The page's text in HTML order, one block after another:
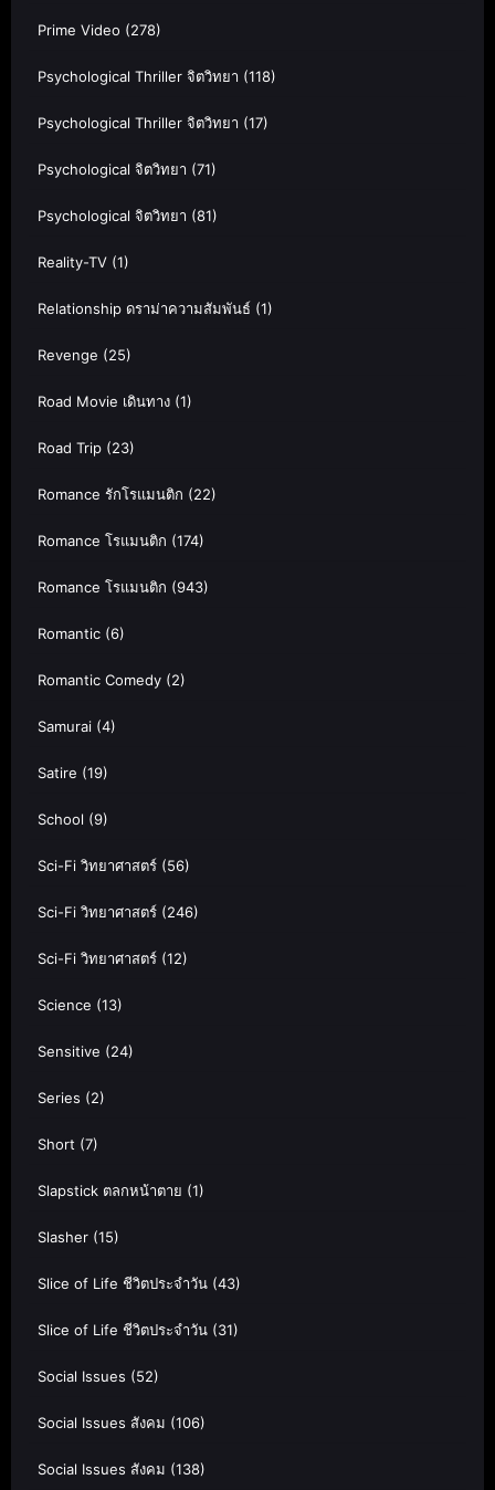
Prime Video (278)
Psychological Thriller จิตวิทยา (118)
Psychological Thriller จิตวิทยา (17)
Psychological จิตวิทยา (71)
Psychological จิตวิทยา (81)
Reality-TV (1)
Relationship ดราม่าความสัมพันธ์ (1)
Revenge (25)
Road Movie เดินทาง (1)
Road Trip (23)
Romance รักโรแมนติก (22)
Romance โรแมนติก (174)
Romance โรแมนติก (943)
Romantic (6)
Romantic Comedy (2)
Samurai (4)
Satire (19)
School (9)
Sci-Fi วิทยาศาสตร์ (56)
Sci-Fi วิทยาศาสตร์ (246)
Sci-Fi วิทยาศาสตร์ (12)
Science (13)
Sensitive (24)
Series (2)
Short (7)
Slapstick ตลกหน้าตาย (1)
Slasher (15)
Slice of Life ชีวิตประจำวัน (43)
Slice of Life ชีวิตประจำวัน (31)
Social Issues (52)
Social Issues สังคม (106)
Social Issues สังคม (138)